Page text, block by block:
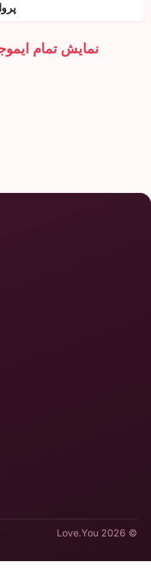
نمایش تمام
© 2026
Love.You